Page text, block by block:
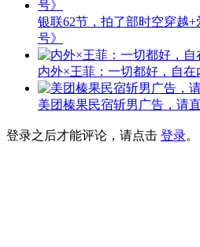
银联62节，拍了部时空穿越
号》
内外×王菲：一切都好，自在
美团榛果民宿斩男广告，请
登录之后才能评论，请点击 登录。